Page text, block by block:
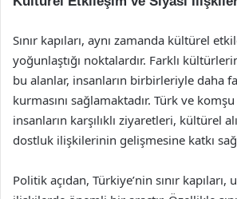
Sınır kapıları, aynı zamanda kültürel
yoğunlaştığı noktalardır. Farklı
bu alanlar, insanların birbirleriyle daha
kurmasını sağlamaktadır. Türk ve
insanların karşılıklı ziyaretleri, kültürel
dostluk ilişkilerinin gelişmesine katkı
Politik açıdan, Türkiye’nin sınır kapıları,